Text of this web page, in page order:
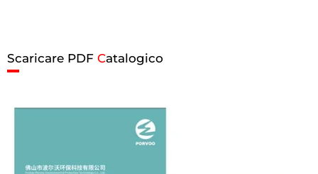
Scaricare PDF Catalogico